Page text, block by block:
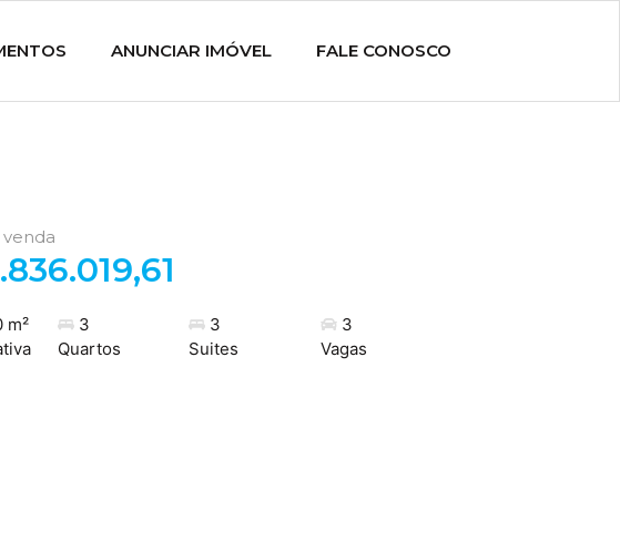
ANUNCIAR IMÓVEL FALE CONOSCO
3
Quartos
3
Suites
3
Vagas